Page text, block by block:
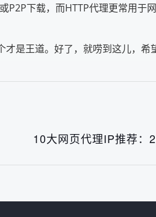
P2P下载，而HTTP代理更常用于
是王道。好了，就唠到这儿，希
10大网页代理IP推荐：